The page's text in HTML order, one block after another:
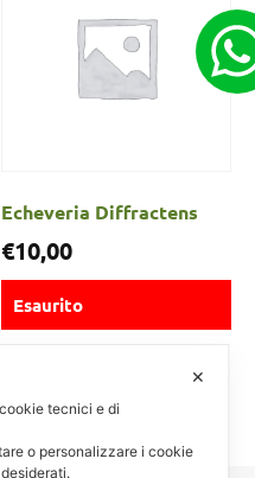
Echeveria Diffractens
€10,00
Esaurito
✕
tecnici e di
o personalizzare i cookie